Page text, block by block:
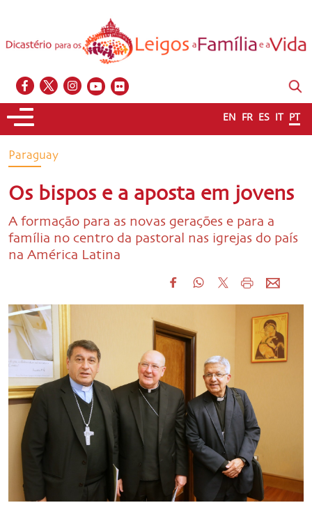
EN FR ES IT PT
Paraguay
Os bispos e a aposta em jovens
A formação para as novas gerações e para a
família no centro da pastoral nas igrejas do país
na América Latina